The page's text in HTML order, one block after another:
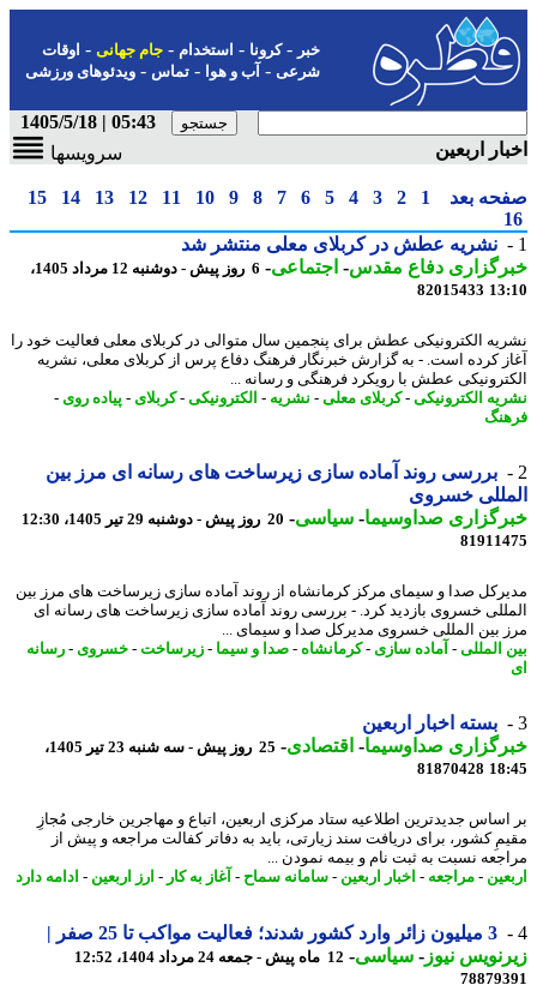
-کرونا-استخدام- جام جهانی-اوقات
شرعی-آب و هوا-تماس-ویدئوهای ورزشی
05:43 | 1405/5/18
اربعین
سرویسها
بعد 1
2
3
4
5
6
7
8
9
10
11
12
13
14
15
نشریه عطش در کربلای معلی منتشر شد
دفاع مقدس-اجتماعی-
6 روز پیش - دوشنبه 12 مرداد 1405،
82015433
الکترونیکی عطش برای پنجمین سال متوالی در کربلای معلی فعالیت خود را
کرده است. - به گزارش خبرنگار فرهنگ دفاع پرس از کربلای معلی، نشریه
عطش با رویکرد فرهنگی و رسانه ...
الکترونیکی-کربلای معلی-نشریه- الکترونیکی-کربلای -پیاده روی -
بررسی روند آماده سازی زیرساخت های رسانه ای مرز بین
خسروی
صداوسیما-سیاسی-20 روز پیش - دوشنبه 29 تیر 1405، 12:30
صدا و سیمای مرکز کرمانشاه از روند آماده سازی زیرساخت های مرز بین
خسروی بازدید کرد. - بررسی روند آماده سازی زیرساخت های رسانه ای
بین المللی خسروی مدیرکل صدا و سیمای ...
المللی-آماده سازی- کرمانشاه-صدا و سیما-زیرساخت-خسروی-رسانه
بسته اخبار اربعین
صداوسیما-اقتصادی-
25 روز پیش - سه شنبه 23 تیر 1405،
81870428
جدیدترین اطلاعیه ستاد مرکزی اربعین، اتباع و مهاجرین خارجی مُجازِ
کشور، برای دریافت سند زیارتی، باید به دفاتر کفالت مراجعه و پیش از
نسبت به ثبت نام و بیمه نمودن ...
-مراجعه -اخبار اربعین -سامانه سماح-آغاز به کار-ارز اربعین -ادامه دارد
3 میلیون زائر وارد کشور شدند؛ فعالیت مواکب تا 25 صفر |
نیوز-سیاسی-12 ماه پیش - جمعه 24 مرداد 1404، 12:52